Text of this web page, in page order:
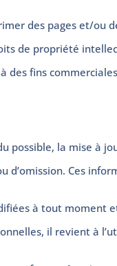
des pages et/ou
de propriété
des fins
possible, la mise
d’omission. Ces
à tout moment
il revient à